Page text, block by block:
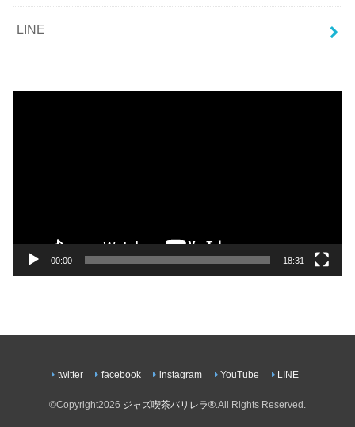
LINE
00:00 18:31
twitter facebook instagram YouTube LINE
©Copyright2026 ジャズ喫茶バリレラ®︎ .All Rights Reserved.